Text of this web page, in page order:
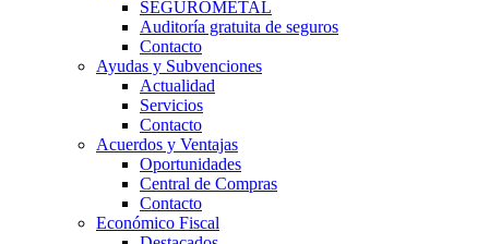
SEGUROMETAL
Auditoría gratuita de seguros
Contacto
Ayudas y Subvenciones
Actualidad
Servicios
Contacto
Acuerdos y Ventajas
Oportunidades
Central de Compras
Contacto
Económico Fiscal